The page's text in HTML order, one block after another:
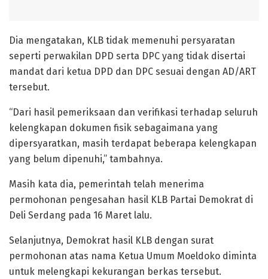
Dia mengatakan, KLB tidak memenuhi persyaratan
seperti perwakilan DPD serta DPC yang tidak disertai
mandat dari ketua DPD dan DPC sesuai dengan AD/ART
tersebut.
“Dari hasil pemeriksaan dan verifikasi terhadap seluruh
kelengkapan dokumen fisik sebagaimana yang
dipersyaratkan, masih terdapat beberapa kelengkapan
yang belum dipenuhi,” tambahnya.
Masih kata dia, pemerintah telah menerima
permohonan pengesahan hasil KLB Partai Demokrat di
Deli Serdang pada 16 Maret lalu.
Selanjutnya, Demokrat hasil KLB dengan surat
permohonan atas nama Ketua Umum Moeldoko diminta
untuk melengkapi kekurangan berkas tersebut.